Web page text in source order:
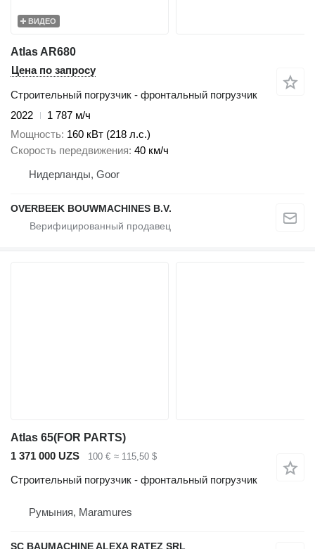
ВИДЕО
Atlas AR680
Цена по запросу
Строительный погрузчик - фронтальный погрузчик
2022
1 787 м/ч
Мощность 160 кВт (218 л.с.)
Скорость передвижения 40 км/ч
Нидерланды, Goor
OVERBEEK BOUWMACHINES B.V.
Atlas 65(FOR PARTS)
1 371 000 UZS
100 € ≈ 115,50 $
Строительный погрузчик - фронтальный погрузчик
Румыния, Maramures
SC BAUMACHINE ALEXA RATEZ SRL